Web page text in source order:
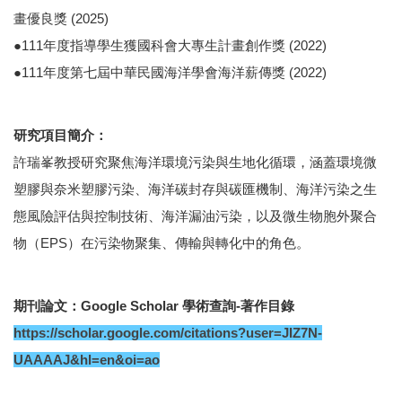
畫優良獎 (2025)
●111年度指導學生獲國科會大專生計畫創作獎 (2022)
●111年度第七屆中華民國海洋學會海洋薪傳獎 (2022)
研究項目簡介：
許瑞峯教授研究聚焦海洋環境污染與生地化循環，涵蓋環境微
塑膠與奈米塑膠污染、海洋碳封存與碳匯機制、海洋污染之生
態風險評估與控制技術、海洋漏油污染，以及微生物胞外聚合
物（EPS）在污染物聚集、傳輸與轉化中的角色。
期刊論文：Google Scholar 學術查詢-著作目錄
https://scholar.google.com/citations?user=JIZ7N-
UAAAAJ&hl=en&oi=ao